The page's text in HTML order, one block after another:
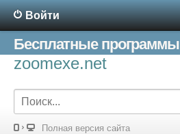
Войти
Бесплатные программы
zoomexe.net
Полная версия сайта